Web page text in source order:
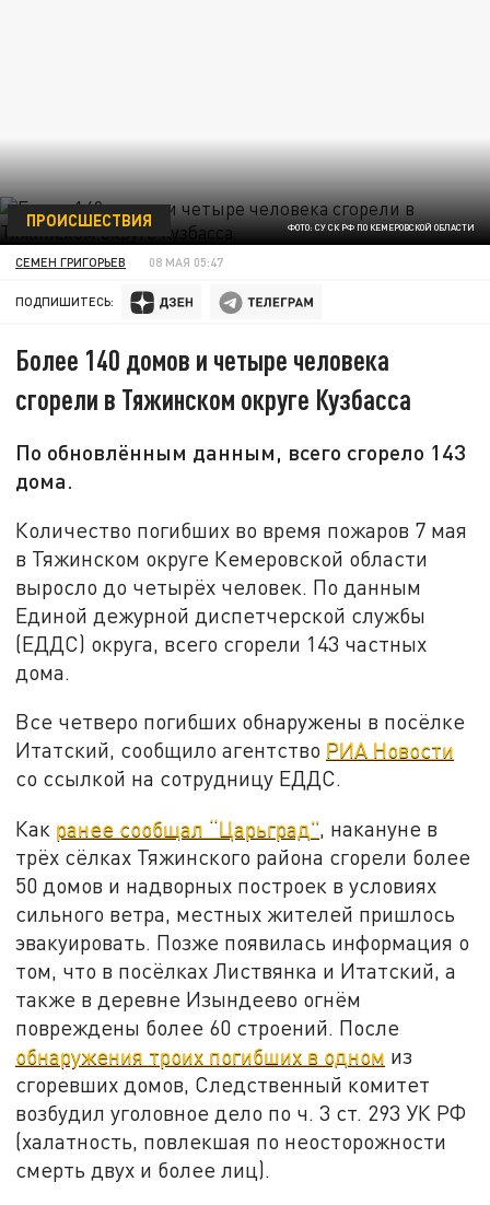
ФОТО: СУ СК РФ ПО КЕМЕРОВСКОЙ ОБЛАСТИ
ПРОИСШЕСТВИЯ
СЕМЕН ГРИГОРЬЕВ 08 МАЯ 05:47
ПОДПИШИТЕСЬ:
Более 140 домов и четыре человека
сгорели в Тяжинском округе Кузбасса
По обновлённым данным, всего сгорело 143
дома.
Количество погибших во время пожаров 7 мая
в Тяжинском округе Кемеровской области
выросло до четырёх человек. По данным
Единой дежурной диспетчерской службы
(ЕДДС) округа, всего сгорели 143 частных
дома.
Все четверо погибших обнаружены в посёлке
Итатский, сообщило агентство РИА Новости
со ссылкой на сотрудницу ЕДДС.
Как ранее сообщал “Царьград”, накануне в
трёх сёлках Тяжинского района сгорели более
50 домов и надворных построек в условиях
сильного ветра, местных жителей пришлось
эвакуировать. Позже появилась информация о
том, что в посёлках Листвянка и Итатский, а
также в деревне Изындеево огнём
повреждены более 60 строений. После
обнаружения троих погибших в одном из
сгоревших домов, Следственный комитет
возбудил уголовное дело по ч. 3 ст. 293 УК РФ
(халатность, повлекшая по неосторожности
смерть двух и более лиц).